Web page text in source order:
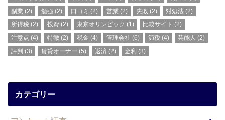
副業 (2) 勉強 (2) 口コミ (2) 営業 (2) 失敗 (2) 対処法 (2)
所得税 (2) 投資 (2) 東京オリンピック (1) 比較サイト (2)
注意点 (4) 特徴(2) 税金 (4) 管理会社 (6) 節税 (4) 芸能人 (2)
評判 (3) 賃貸オーナー (5) 返済 (2) 金利 (3)
カテゴリー